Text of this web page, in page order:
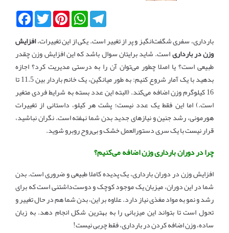
FacebookTwitterPinterestWhatsAppTelegram
بارداری، سفری شگفت‌انگیز و پر از تغییر است. یکی از این تغییرات،افزایش
وزن در بارداریاست. شاید برایتان سوال باشد که این افزایش وزن چقدر
طبیعی است؟ یا اصلا چطور می‌توان آن را به درستی مدیریت کرد؟ اجازه
بدهید با یک آمار شروع کنیم: به طور میانگین، یک خانم باردار بین 11.5 تا
16 کیلوگرم وزن اضافه می‌کند. (البته این عدد بسته به شرایط فردی متغیر
است.) اما این فقط یک عدد نیست؛ پشت هر کیلو، داستانی از تغییرات
هورمونی، رشد جنین و نیازهای جدید بدن شما نهفته است. نگران نباشید،
قرار نیست با یک سری دستورالعمل خشک و بی‌روح روبرو شوید.
چرا در دوران بارداری وزن اضافه می‌کنیم؟
افزایش وزن در دوران بارداری، یک پدیده کاملا طبیعی و ضروری است. بدن
شما در این دوران، میزبان یک موجود کوچک و دوست‌داشتنی است که برای
رشد و نمو به مواد مغذی نیاز دارد. علاوه بر این، بدن شما هم در حال تغییر و
تحول است تا بتواند این میزبانی را به بهترین شکل انجام دهد. به زبان
ساده، وزن اضافه کردن در بارداری، فقط چربی نیست!